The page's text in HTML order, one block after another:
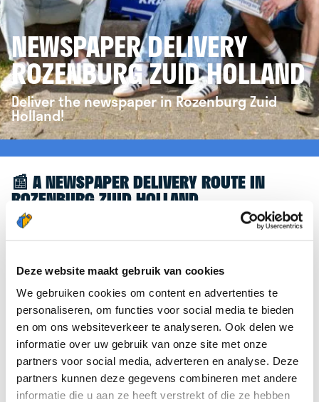
Deze website maakt gebruik van cookies
We gebruiken cookies om content en advertenties te
personaliseren, om functies voor social media te bieden
en om ons websiteverkeer te analyseren. Ook delen we
informatie over uw gebruik van onze site met onze
partners voor social media, adverteren en analyse. Deze
partners kunnen deze gegevens combineren met andere
informatie die u aan ze heeft verstrekt of die ze hebben
NEWSPAPER DELIVERY
ROZENBURG ZUID HOLLAND
Deliver the newspaper in Rozenburg Zuid
Holland!
📰 A NEWSPAPER DELIVERY ROUTE IN
ROZENBURG ZUID HOLLAND
Great to see you're interested in a newspaper
you further, we’d like to refer you to the
krantenbezorgen.nl website. There, you can easily
sign up to deliver newspapers in Rozenburg Zuid
Holland.
We hope you can get started soon and wish you
the best of luck! 🚴‍♂️💨